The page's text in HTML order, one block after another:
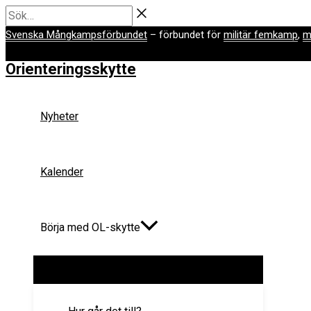
Hoppa
till
innehåll
Sök…
Svenska Mångkampsförbundet – förbundet för militär femkamp,
Orienteringsskytte
Nyheter
Kalender
Börja med OL-skytte